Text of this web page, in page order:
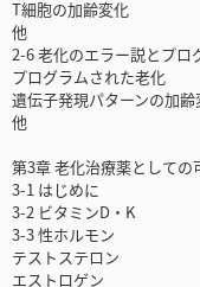
T細胞の加齢変化
他
2-6 老化のエラー説とプロ
プログラムされた老化
遺伝子発現パターンの加
他
第3章 老化治療薬として
3-1 はじめに
3-2 ビタミンD・K
3-3 性ホルモン
テストステロン
エストロゲン